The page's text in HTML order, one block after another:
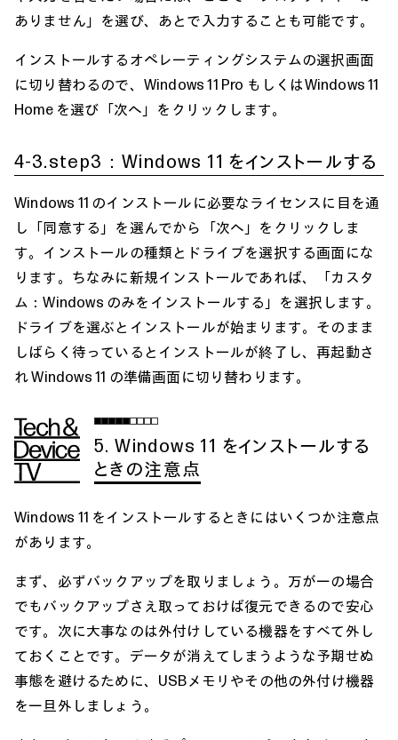
ありません」を選び、あとで入力することも可能です。
インストールするオペレーティングシステムの選択画面
に切り替わるので、Windows 11 Pro もしくはWindows 11
Home を選び「次へ」をクリックします。
4-3.step3：Windows 11 をインストールする
Windows 11 のインストールに必要なライセンスに目を通
し「同意する」を選んでから「次へ」をクリックしま
す。インストールの種類とドライブを選択する画面にな
ります。ちなみに新規インストールであれば、「カスタ
ム：Windows のみをインストールする」を選択します。
ドライブを選ぶとインストールが始まります。そのまま
しばらく待っているとインストールが終了し、再起動さ
れ Windows 11 の準備画面に切り替わります。
5. Windows 11 をインストールする
ときの注意点
Windows 11 をインストールするときにはいくつか注意点
があります。
まず、必ずバックアップを取りましょう。万が一の場合
でもバックアップさえ取っておけば復元できるので安心
です。次に大事なのは外付けしている機器をすべて外し
ておくことです。データが消えてしまうような予期せぬ
事態を避けるために、USBメモリやその他の外付け機器
を一旦外しましょう。